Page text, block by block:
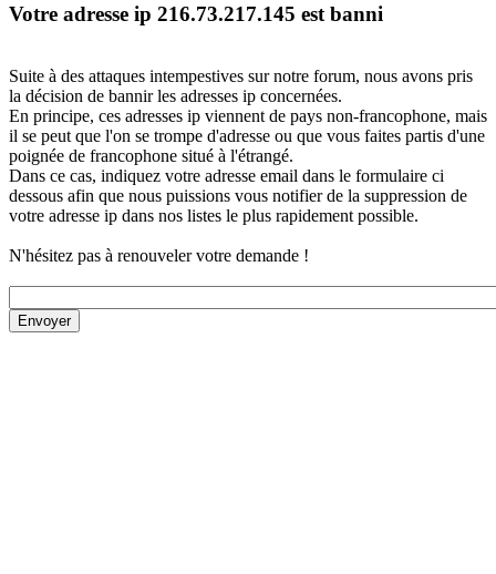
Votre adresse ip 216.73.217.145 est banni
Suite à des attaques intempestives sur notre forum, nous avons pris
la décision de bannir les adresses ip concernées.
En principe, ces adresses ip viennent de pays non-francophone, mais
il se peut que l'on se trompe d'adresse ou que vous faites partis d'une
poignée de francophone situé à l'étrangé.
Dans ce cas, indiquez votre adresse email dans le formulaire ci
dessous afin que nous puissions vous notifier de la suppression de
votre adresse ip dans nos listes le plus rapidement possible.
N'hésitez pas à renouveler votre demande !